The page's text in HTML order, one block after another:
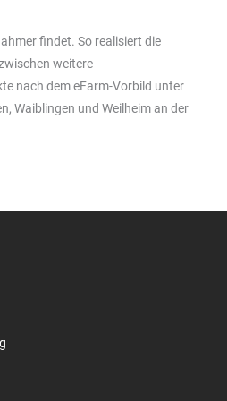
findet. So realisiert die
weitere
nach dem eFarm-Vorbild unter
Waiblingen und Weilheim an der